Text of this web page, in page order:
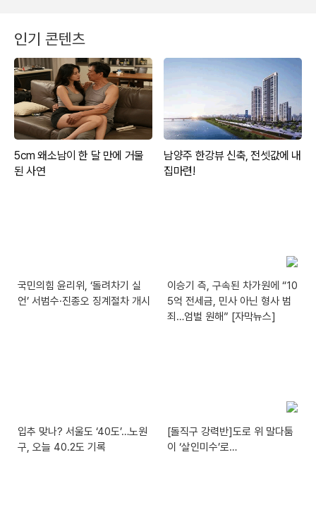
인기 콘텐츠
국민의힘 윤리위, ‘돌려차기 실
언’ 서범수·진종오 징계절차 개시
이승기 측, 구속된 차가원에 “10
5억 전세금, 민사 아닌 형사 범
죄…엄벌 원해” [자막뉴스]
입추 맞나? 서울도 ‘40도’…노원
구, 오늘 40.2도 기록
[돌직구 강력반]도로 위 말다툼
이 ‘살인미수’로…